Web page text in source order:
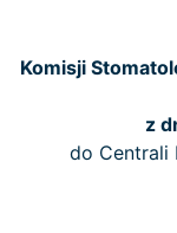
Komisji
z
do Centrali